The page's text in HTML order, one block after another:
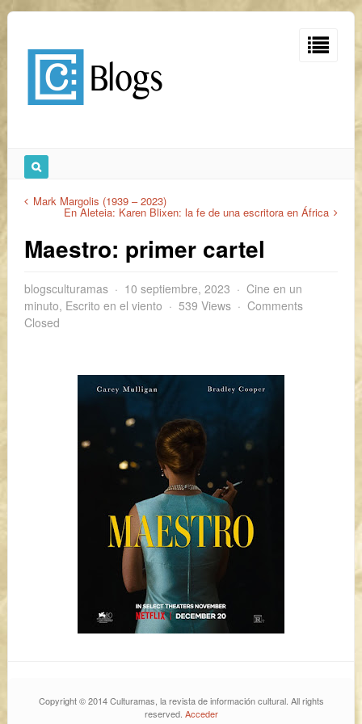
Mark Margolis (1939 – 2023)
En Aleteia: Karen Blixen: la fe de una escritora en África
Maestro: primer cartel
blogsculturamas 10 septiembre, 2023
Cine en un
minuto, Escrito en el viento 539 Views
Comments
Closed
Copyright © 2014 Culturamas, la revista de información cultural. All rights
reserved. Acceder